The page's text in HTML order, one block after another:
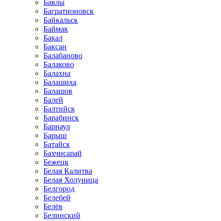
Бавлы
Багратионовск
Байкальск
Баймак
Бакал
Баксан
Балабаново
Балаково
Балахна
Балашиха
Балашов
Балей
Балтийск
Барабинск
Барнаул
Барыш
Батайск
Бахчисарай
Бежецк
Белая Калитва
Белая Холуница
Белгород
Белебей
Белёв
Белинский